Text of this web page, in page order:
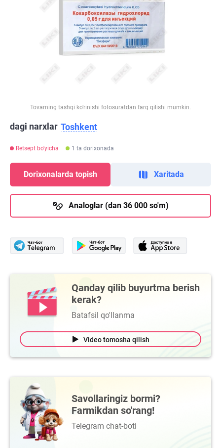
Tovarning tashqi ko‘rinishi fotosuratdan farq qilishi mumkin.
dagi narxlar Toshkent
Retsept bo'yicha 1 ta dorixonada
Dorixonalarda topish Xaritada
Analoglar (dan 36 000 so'm)
Qanday qilib buyurtma berish
kerak?
Batafsil qo'llanma
Video tomosha qilish
Savollaringiz bormi?
Farmikdan so'rang!
Telegram chat-boti